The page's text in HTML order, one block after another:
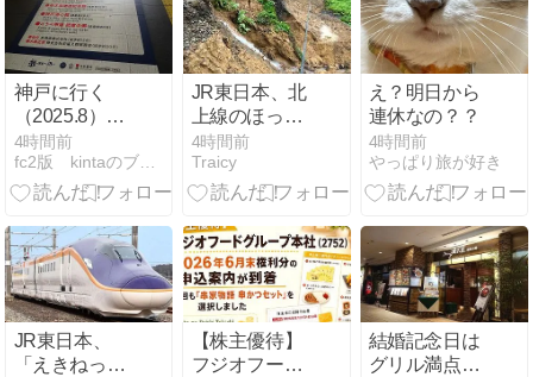
神戸に行く
（2025.8）33.
御影
4時間前
fc2版 kintaのブログ
JR東日本、北
上線のほっと
ゆだ〜横手駅
間を当面の間
運転取りやめ
め
4時間前
Traicy
え？明日から
連休なの？？
4時間前
やっぱり旅が好き
JR東日本、
「えきねっ
【株主優待】
フジオフード
結婚記念日は
グリル満点星